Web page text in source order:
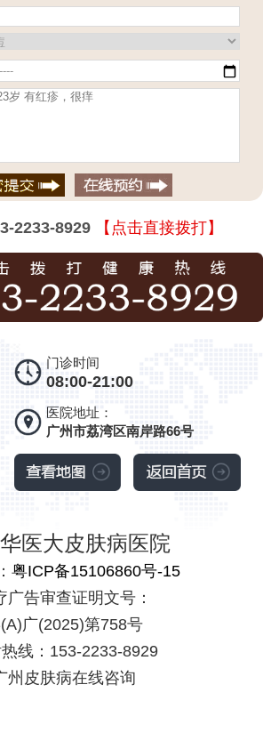
2233-8929 【点击直接拨打】
门诊时间
08:00-21:00
医院地址：
广州市荔湾区南岸路66号
医大皮肤病医院
粤ICP备15106860号-15
广告审查证明文号：
广(2025)第758号
线：153-2233-8929
州皮肤病在线咨询